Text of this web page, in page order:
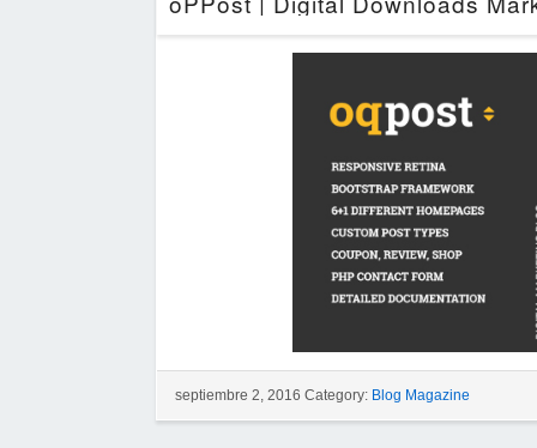
septiembre 2, 2016 Category: Blog Magazine